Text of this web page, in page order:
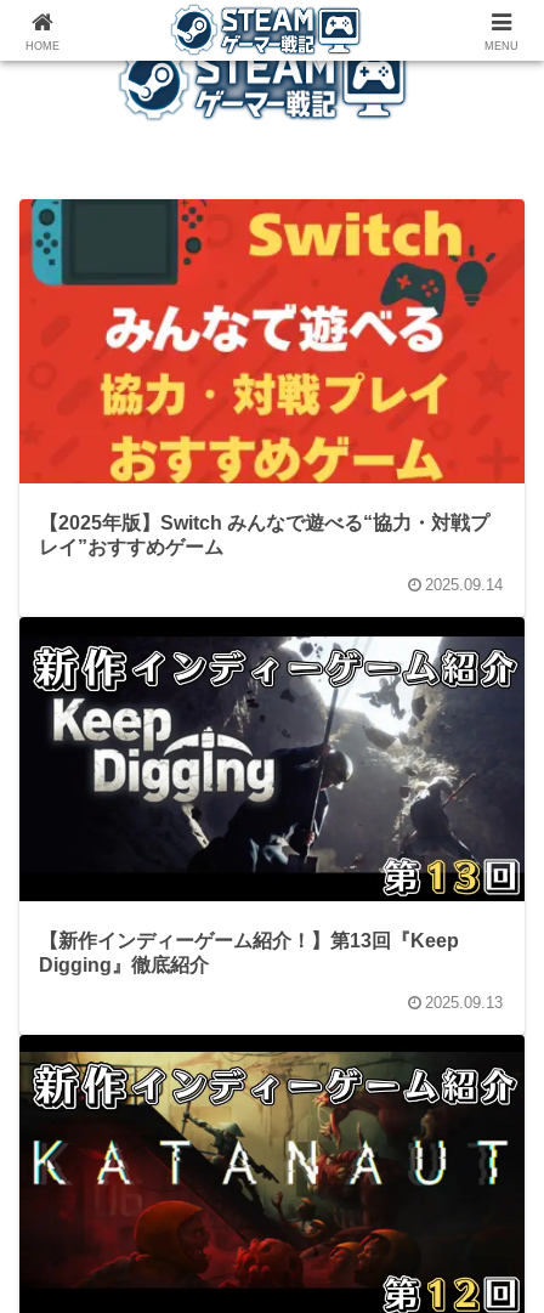
ゲーム関連雑記ブログ
【2025年版】Switch みんなで遊べる“協力・対戦プ
レイ”おすすめゲーム
2025.09.14
【新作インディーゲーム紹介！】第13回『Keep
Digging』徹底紹介
2025.09.13
HOME MENU